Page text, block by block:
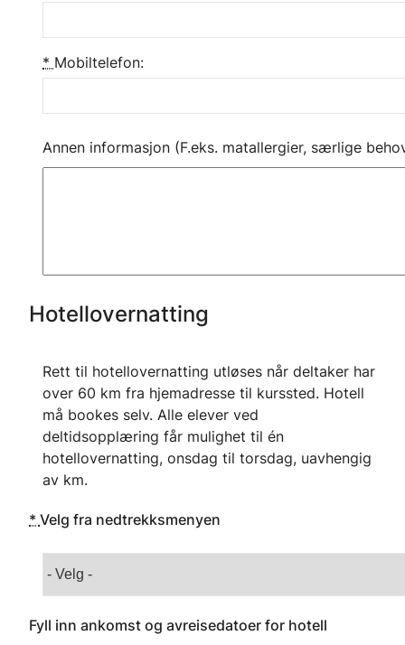
* Mobiltelefon:
Annen informasjon (F.eks. matallergier, særlige
Hotellovernatting
Rett til hotellovernatting utløses når deltaker har
over 60 km fra hjemadresse til kurssted. Hotell
må bookes selv. Alle elever ved
deltidsopplæring får mulighet til én
hotellovernatting, onsdag til torsdag, uavhengig
av km.
* Velg fra nedtrekksmenyen
Fyll inn ankomst og avreisedatoer for hotell